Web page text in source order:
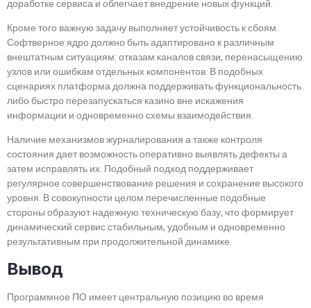
доработке сервиса и облегчает внедрение новых функций.
Кроме того важную задачу выполняет устойчивость к сбоям.
Софтверное ядро должно быть адаптировано к различным
внештатным ситуациям: отказам каналов связи, перенасыщению
узлов или ошибкам отдельных компонентов. В подобных
сценариях платформа должна поддерживать функциональность
либо быстро перезапускаться казино вне искажения
информации и одновременно схемы взаимодействия.
Наличие механизмов журналирования а также контроля
состояния дает возможность оперативно выявлять дефекты а
затем исправлять их. Подобный подход поддерживает
регулярное совершенствование решения и сохранение высокого
уровня. В совокупности целом перечисленные подобные
стороны образуют надежную техническую базу, что формирует
динамический сервис стабильным, удобным и одновременно
результативным при продолжительной динамике.
Вывод
Программное ПО имеет центральную позицию во время